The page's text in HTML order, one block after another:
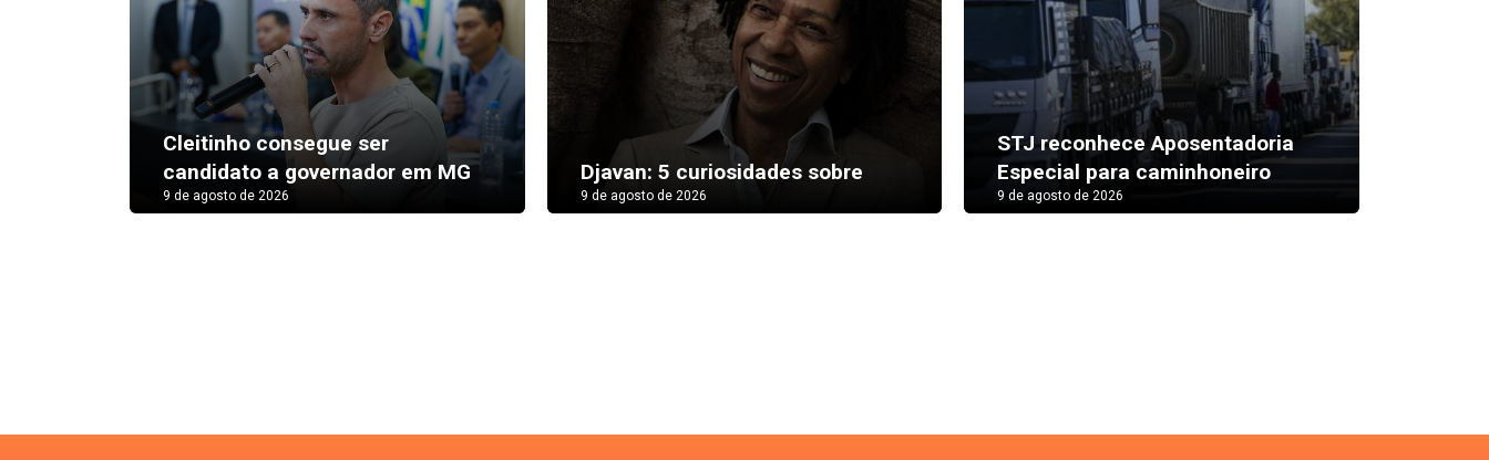
Cleitinho consegue ser
candidato a governador em MG
9 de agosto de 2026
Djavan: 5 curiosidades sobre
9 de agosto de 2026
STJ reconhece Aposentadoria
Especial para caminhoneiro
9 de agosto de 2026